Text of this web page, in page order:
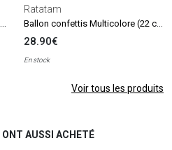
Ratatam
28.90€
En stock
Voir tous les produits
ONT AUSSI ACHETÉ